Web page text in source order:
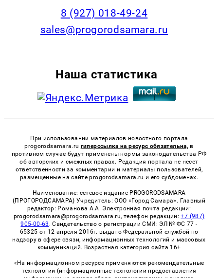
8 (927) 018-49-24
sales@progorodsamara.ru
Наша статистика
При использовании материалов новостного портала
progorodsamara.ru гиперссылка на ресурс обязательна, в
противном случае будут применены нормы законодательства РФ
об авторских и смежных правах. Редакция портала не несет
ответственности за комментарии и материалы пользователей,
размещенные на сайте progorodsamara.ru и его субдоменах.
Наименование: сетевое издание PROGORODSAMARA
(ПРОГОРОДСАМАРА) Учредитель: ООО «Город Самара». Главный
редактор: Романова А.А. Электронная почта редакции:
progorodsamara@progorodsamara.ru, телефон редакции:+7 (987)
905-00-63 . Свидетельство о регистрации СМИ: ЭЛ № ФС 77 -
65325 от 12 апреля 2016г. выдано Федеральной службой по
надзору в сфере связи, информационных технологий и массовых
коммуникаций. Возрастная категория сайта 16+
«На информационном ресурсе применяются рекомендательные
технологии (информационные технологии предоставления